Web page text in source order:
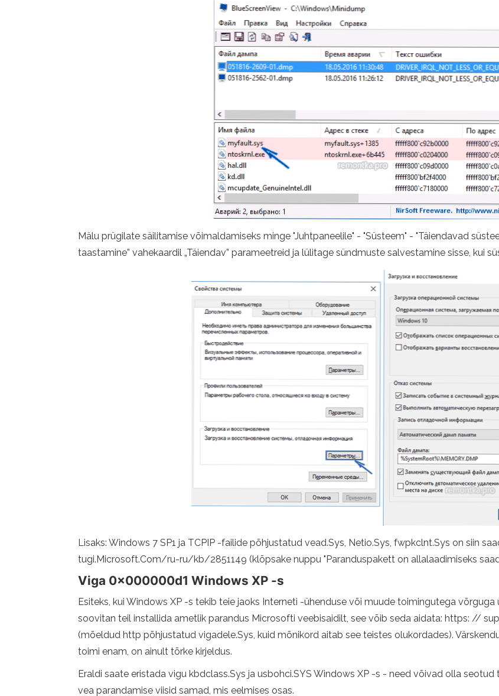
Mälu prügilate säilitamise võimaldamiseks minge "Juhtpaneelile" - "Süsteem" - "Täiendavad
taastamine” vahekaardil „Täiendav” parameetreid ja lülitage sündmuste salvestamine sisse, kui
Lisaks: Windows 7 SP1 ja TCPIP -failide põhjustatud vead.Sys, Netio.Sys, fwpkclnt.Sys on siin
tugi.Microsoft.Com/ru-ru/kb/2851149 (klõpsake nuppu "Paranduspakett on allalaadimiseks
Viga 0x000000d1 Windows XP -s
Esiteks, kui Windows XP -s tekib teie jaoks Interneti -ühenduse või muude toimingutega
soovitan teil installida ametlik parandus Microsofti veebisaidilt, see võib seda aidata: https: //
(mõeldud http põhjustatud vigadele.Sys, kuid mõnikord aitab see teistes olukordades).
toimi enam, on ainult tõrke kirjeldus.
Eraldi saate eristada vigu kbdclass.Sys ja usbohci.SYS Windows XP -s - need võivad olla
vea parandamise viisid samad, mis eelmises osas.